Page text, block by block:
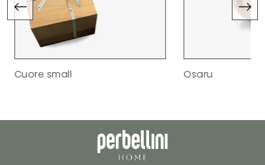
Cuore small Osaru